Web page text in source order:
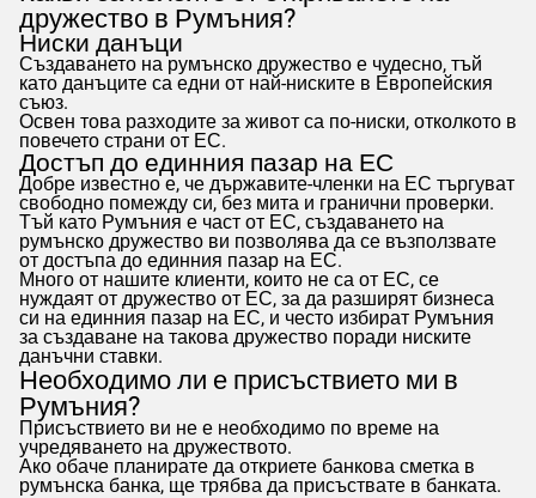
дружество в Румъния?
Ниски данъци
Създаването на румънско дружество е чудесно, тъй
като данъците са едни от най-ниските в Европейския
съюз.
Освен това разходите за живот са по-ниски, отколкото в
повечето страни от ЕС.
Достъп до единния пазар на ЕС
Добре известно е, че държавите-членки на ЕС търгуват
свободно помежду си, без мита и гранични проверки.
Тъй като Румъния е част от ЕС, създаването на
румънско дружество ви позволява да се възползвате
от достъпа до единния пазар на ЕС.
Много от нашите клиенти, които не са от ЕС, се
нуждаят от дружество от ЕС, за да разширят бизнеса
си на единния пазар на ЕС, и често избират Румъния
за създаване на такова дружество поради ниските
данъчни ставки.
Необходимо ли е присъствието ми в
Румъния?
Присъствието ви не е необходимо по време на
учредяването на дружеството.
Ако обаче планирате да откриете банкова сметка в
румънска банка, ще трябва да присъствате в банката.